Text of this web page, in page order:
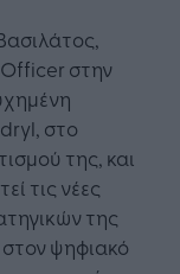
στην
στο
της, και
τις νέες
της
ψηφιακό